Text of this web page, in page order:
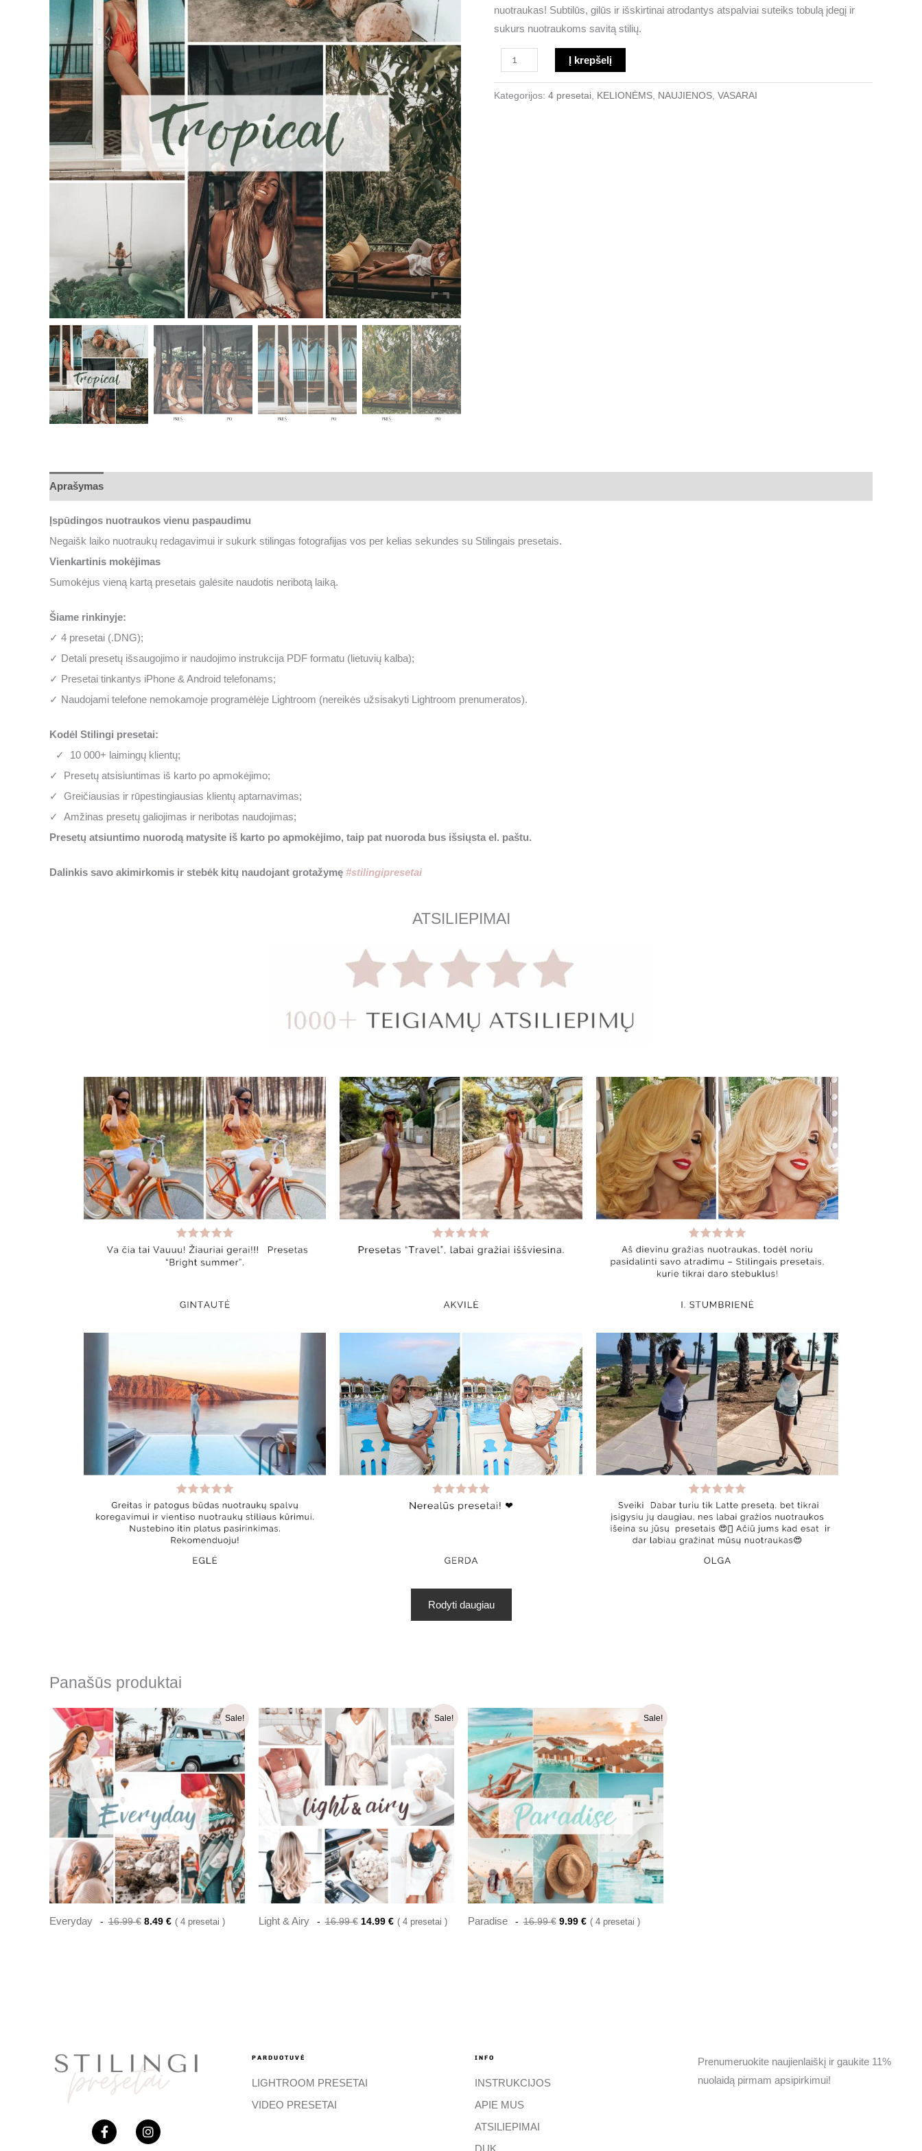
16.99 €.9.99 €.
nuotraukas! Subtilūs, gilūs ir išskirtinai atrodantys atspalviai suteiks tobulą įdegį ir
sukurs nuotraukoms savitą stilių.
Į krepšelį
Kategorijos: 4 presetai, KELIONĖMS, NAUJIENOS, VASARAI
Aprašymas
Įspūdingos nuotraukos vienu paspaudimu
Negaišk laiko nuotraukų redagavimui ir sukurk stilingas fotografijas vos per kelias sekundes su Stilingais presetais.
Vienkartinis mokėjimas
Sumokėjus vieną kartą presetais galėsite naudotis neribotą laiką.
Šiame rinkinyje:
✓ 4 presetai (.DNG);
✓ Detali presetų išsaugojimo ir naudojimo instrukcija PDF formatu (lietuvių kalba);
✓ Presetai tinkantys iPhone & Android telefonams;
✓ Naudojami telefone nemokamoje programėlėje Lightroom (nereikės užsisakyti Lightroom prenumeratos).
Kodėl Stilingi presetai:
✓ 10 000+ laimingų klientų;
✓ Presetų atsisiuntimas iš karto po apmokėjimo;
✓ Greičiausias ir rūpestingiausias klientų aptarnavimas;
✓ Amžinas presetų galiojimas ir neribotas naudojimas;
Presetų atsiuntimo nuorodą matysite iš karto po apmokėjimo, taip pat nuoroda bus išsiųsta el. paštu.
Dalinkis savo akimirkomis ir stebėk kitų naudojant grotažymę #stilingipresetai
ATSILIEPIMAI
Rodyti daugiau
Panašūs produktai
Sale!
Everyday 16.99€
Original
price
was:
16.99 €.
8.49 €
Current
price
is:
8.49 €.
4 presetai
Sale!
Light & Airy 16.99€
Original
price
was:
16.99 €.
14.99 €
Current
price
is:
14.99 €.
4 presetai
Sale!
Paradise 16.99€
price
was:
16.99 €.
9.99 €
Current
price
is:
9.99 €.
4 presetai
F
a
I
n
PARDUOTUVĖ
LIGHTROOM PRESETAI
VIDEO PRESETAI
INFO
INSTRUKCIJOS
APIE MUS
ATSILIEPIMAI
Prenumeruokite naujienlaiškį ir gaukite 11%
nuolaidą pirmam apsipirkimui!